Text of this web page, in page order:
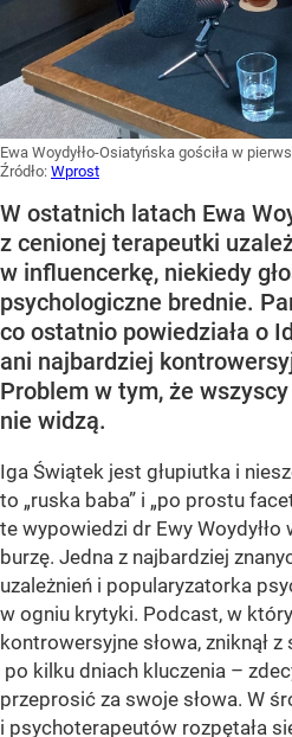
Ewa Woydyłło-Osiatyńska gościła w
Źródło: Wprost
W ostatnich latach Ewa
z cenionej terapeutki
w influencerkę, niekiedy
psychologiczne brednie.
co ostatnio powiedziała o
ani najbardziej
Problem w tym, że
nie widzą.
Iga Świątek jest głupiutka i
to „ruska baba” i „po prostu
te wypowiedzi dr Ewy Woydyłło
burzę. Jedna z najbardziej
uzależnień i popularyzatorka
w ogniu krytyki. Podcast, w
kontrowersyjne słowa, zniknął
po kilku dniach kluczenia –
przeprosić za swoje słowa. W
i psychoterapeutów rozpętała